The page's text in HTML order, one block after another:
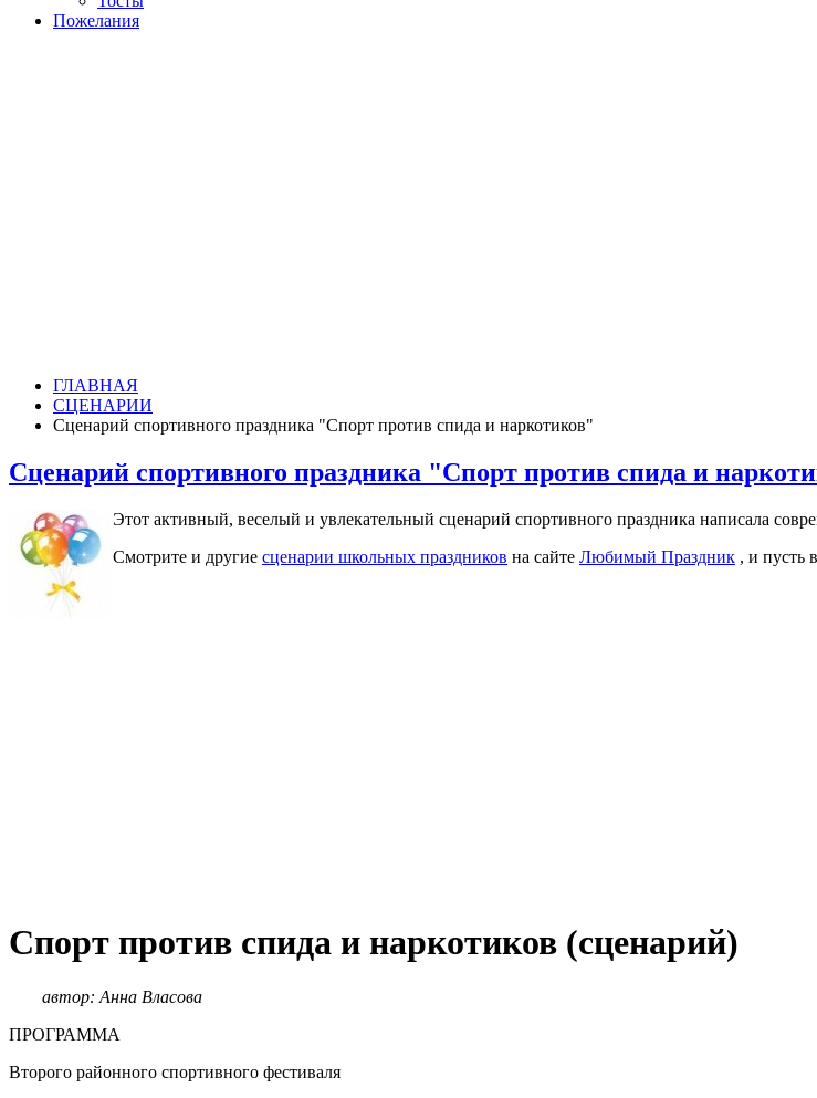
Пожелания
ГЛАВНАЯ
СЦЕНАРИИ
Сценарий спортивного праздника "Спорт против спида и наркотиков"
Сценарий спортивного праздника "Спорт против спида и
Этот активный, веселый и увлекательный сценарий спортивного праздника написала
Смотрите и другие сценарии школьных праздников на сайте Любимый Праздник , и пусть
Спорт против спида и наркотиков (сценарий)
автор: Анна Власова
ПРОГРАММА
Второго районного спортивного фестиваля